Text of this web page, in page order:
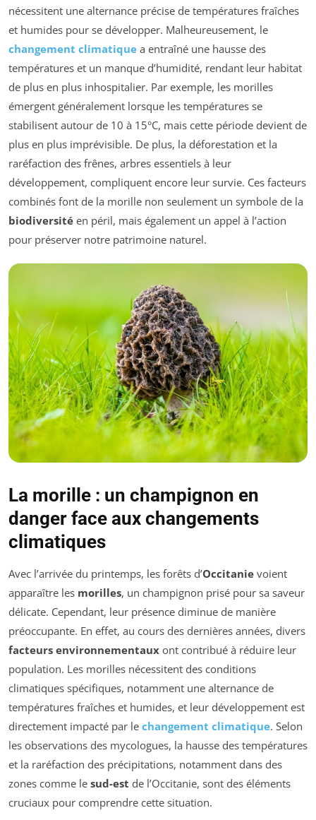
nécessitent une alternance précise de températures fraîches
et humides pour se développer. Malheureusement, le
changement climatique a entraîné une hausse des
températures et un manque d’humidité, rendant leur habitat
de plus en plus inhospitalier. Par exemple, les morilles
émergent généralement lorsque les températures se
stabilisent autour de 10 à 15°C, mais cette période devient de
plus en plus imprévisible. De plus, la déforestation et la
raréfaction des frênes, arbres essentiels à leur
développement, compliquent encore leur survie. Ces facteurs
combinés font de la morille non seulement un symbole de la
biodiversité en péril, mais également un appel à l’action
pour préserver notre patrimoine naturel.
La morille : un champignon en
danger face aux changements
climatiques
Avec l’arrivée du printemps, les forêts d’Occitanie voient
apparaître les morilles, un champignon prisé pour sa saveur
délicate. Cependant, leur présence diminue de manière
préoccupante. En effet, au cours des dernières années, divers
facteurs environnementaux ont contribué à réduire leur
population. Les morilles nécessitent des conditions
climatiques spécifiques, notamment une alternance de
températures fraîches et humides, et leur développement est
directement impacté par le changement climatique. Selon
les observations des mycologues, la hausse des températures
et la raréfaction des précipitations, notamment dans des
zones comme le sud-est de l’Occitanie, sont des éléments
cruciaux pour comprendre cette situation.